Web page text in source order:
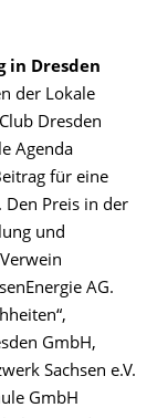
in Dresden
der Lokale
Dresden
Agenda
für eine
Den Preis in der
und
AG.
GmbH,
Sachsen e.V.
GmbH